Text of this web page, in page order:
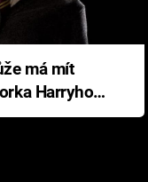
má mít
Harryho
ráznou